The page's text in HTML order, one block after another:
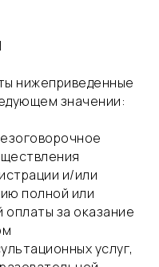
нижеприведенные
значении:
и/или
полной или
за оказание
услуг,